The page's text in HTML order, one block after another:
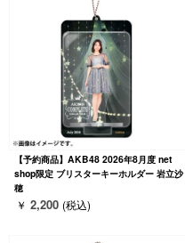
【予約商品】AKB48 2026年8月度 net
shop限定 ブリスターキーホルダー 岩立沙
穂
￥ 2,200 (税込)